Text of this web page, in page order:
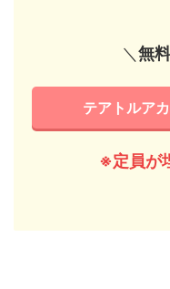
＼ 無
テアトルア
※定員が